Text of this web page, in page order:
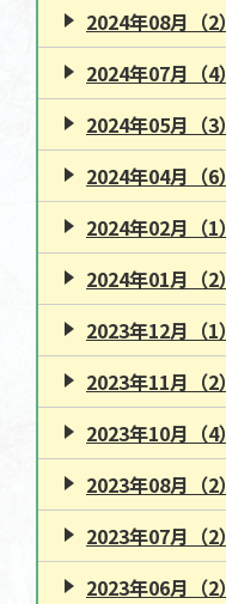
2024年08月（2）
2024年07月（4）
2024年05月（3）
2024年04月（6）
2024年02月（1）
2024年01月（2）
2023年12月（1）
2023年11月（2）
2023年10月（4）
2023年08月（2）
2023年07月（2）
2023年06月（2）